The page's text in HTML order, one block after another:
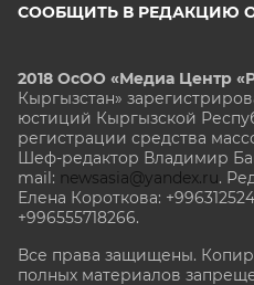
СООБЩИТЬ В РЕДАКЦИЮ
2018 ОсОО «Медиа Центр
Кыргызстан»
юстиций Кыргызской
регистрации средства
Шеф-редактор Владимир
mail: newsasia@yandex.ru.
Елена Короткова:
+996555718266.
Все права защищены.
полных материалов